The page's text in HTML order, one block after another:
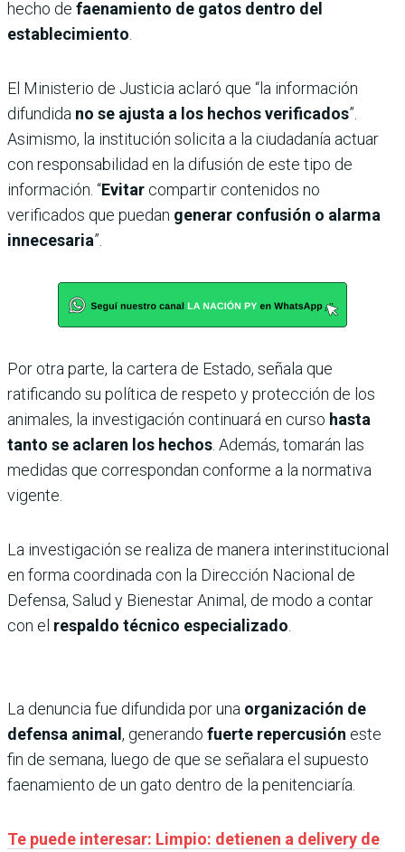
hecho de faenamiento de gatos dentro del
establecimiento
El Ministerio de Justicia aclaró que “la información
difundida no se ajusta a los hechos verificados”.
Asimismo, la institución solicita a la ciudadanía actuar
con responsabilidad en la difusión de este tipo de
información. “Evitar compartir contenidos no
verificados que puedan generar confusión o alarma
innecesaria”.
Por otra parte, la cartera de Estado, señala que
ratificando su política de respeto y protección de los
animales, la investigación continuará en curso hasta
tanto se aclaren los hechos . Además, tomarán las
medidas que correspondan conforme a la normativa
vigente.
La investigación se realiza de manera interinstitucional
en forma coordinada con la Dirección Nacional de
Defensa, Salud y Bienestar Animal, de modo a contar
con el respaldo técnico especializado
La denuncia fue difundida por una organización de
defensa animal , generando fuerte repercusión este
fin de semana, luego de que se señalara el supuesto
faenamiento de un gato dentro de la penitenciaría.
Te puede interesar: Limpio: detienen a delivery de